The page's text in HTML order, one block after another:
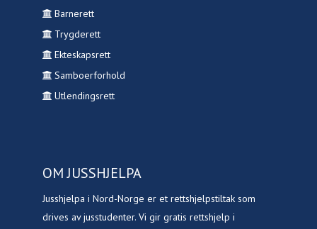
Barnerett
Trygderett
Ekteskapsrett
Samboerforhold
Utlendingsrett
OM JUSSHJELPA
Jusshjelpa i Nord-Norge er et rettshjelpstiltak som
drives av jusstudenter. Vi gir gratis rettshjelp i